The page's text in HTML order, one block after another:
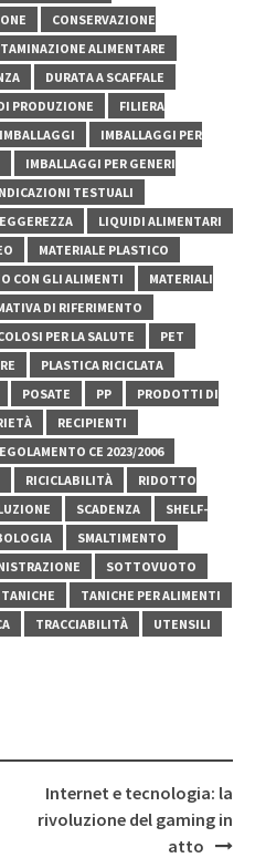
CONSERVAZIONE
ALIMENTARE
DURATA A SCAFFALE
PRODUZIONE
FILIERA
IMBALLAGGI
IMBALLAGGI PER
IMBALLAGGI PER GENERI
TESTUALI
LIQUIDI ALIMENTARI
MATERIALE PLASTICO
CON GLI ALIMENTI
MATERIALI
DI RIFERIMENTO
PER LA SALUTE
PET
PLASTICA RICICLATA
POSATE PP
PRODOTTI DI
RECIPIENTI
CE 2023/2006
RICICLABILITÀ
RIDOTTO
SCADENZA
SHELF-
SMALTIMENTO
SOTTOVUOTO
TANICHE
TANICHE PER ALIMENTI
TRACCIABILITÀ
UTENSILI
Internet e tecnologia: la
rivoluzione del gaming in
atto